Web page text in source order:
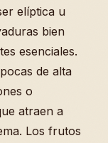
elíptica u
bien
esenciales.
de alta
o
atraen a
Los frutos